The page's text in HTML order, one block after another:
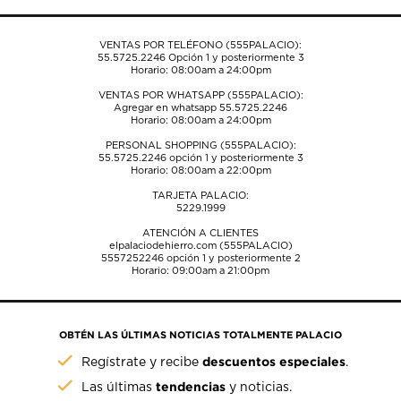
VENTAS POR TELÉFONO (555PALACIO):
55.5725.2246Opción 1 y posteriormente 3
Horario: 08:00am a 24:00pm
VENTAS POR WHATSAPP (555PALACIO):
Agregar en whatsapp 55.5725.2246
Horario: 08:00am a 24:00pm
PERSONAL SHOPPING (555PALACIO):
55.5725.2246opción 1 y posteriormente 3
Horario: 08:00am a 22:00pm
TARJETA PALACIO:
5229.1999
ATENCIÓN A CLIENTES
elpalaciodehierro.com (555PALACIO)
5557252246opción 1 y posteriormente 2
Horario: 09:00am a 21:00pm
OBTÉN LAS ÚLTIMAS NOTICIAS TOTALMENTE PALACIO
Regístrate y recibedescuentos especiales.
Las últimastendencias y noticias.